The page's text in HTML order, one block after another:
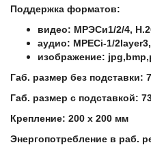
Поддержка форматов:
видео: МРЭСи1/2/4,
аудио: MPECi-1/
изображение:
Габ. размер без подставки:
Габ. размер с подставкой:
Крепление: 200 x 200 мм
Энергопотребление в раб.